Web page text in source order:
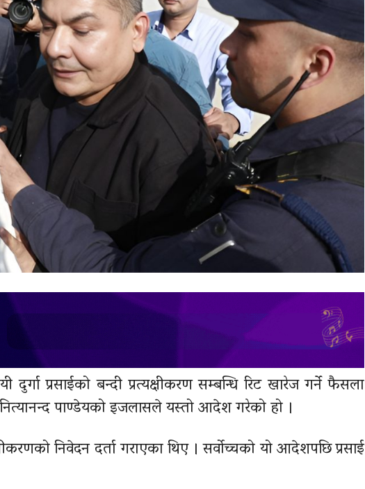
प्रसाईको बन्दी प्रत्यक्षीकरण सम्बन्धि रिट खारेज गर्ने फैसला
पाण्डेयको इजलासले यस्तो आदेश गरेको हो ।
निवेदन दर्ता गराएका थिए । सर्वोच्चको यो आदेशपछि प्रसाई